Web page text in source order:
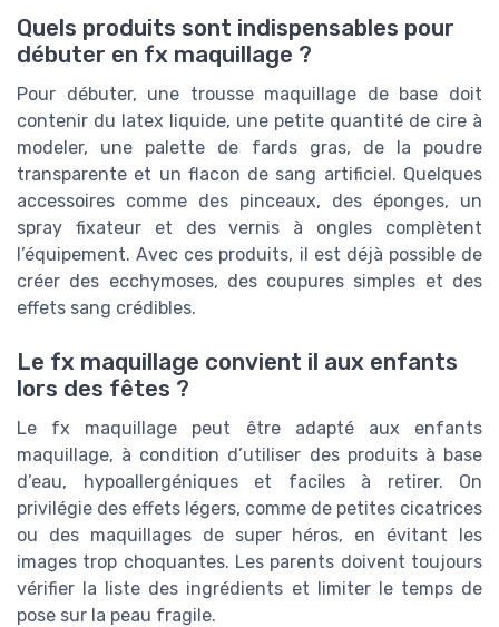
Quels produits sont indispensables pour
débuter en fx maquillage ?
Pour débuter, une trousse maquillage de base doit
contenir du latex liquide, une petite quantité de cire à
modeler, une palette de fards gras, de la poudre
transparente et un flacon de sang artificiel. Quelques
accessoires comme des pinceaux, des éponges, un
spray fixateur et des vernis à ongles complètent
l’équipement. Avec ces produits, il est déjà possible de
créer des ecchymoses, des coupures simples et des
effets sang crédibles.
Le fx maquillage convient il aux enfants
lors des fêtes ?
Le fx maquillage peut être adapté aux enfants
maquillage, à condition d’utiliser des produits à base
d’eau, hypoallergéniques et faciles à retirer. On
privilégie des effets légers, comme de petites cicatrices
ou des maquillages de super héros, en évitant les
images trop choquantes. Les parents doivent toujours
vérifier la liste des ingrédients et limiter le temps de
pose sur la peau fragile.